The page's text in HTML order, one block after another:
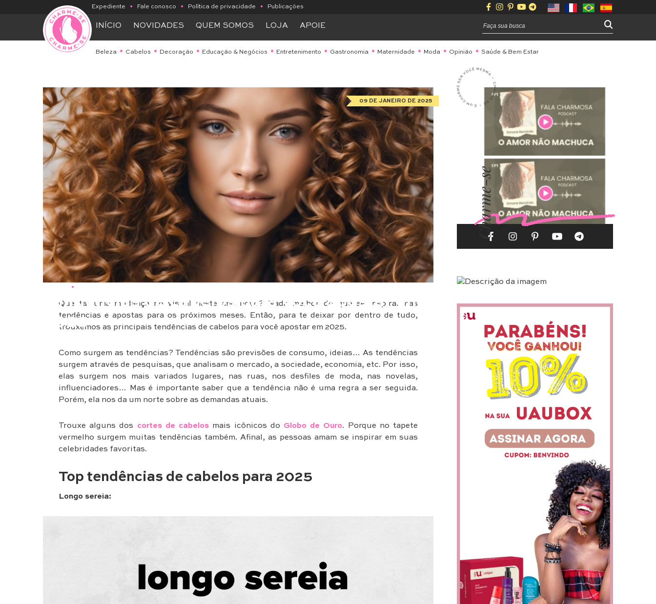
Expediente • Fale conosco • Política de privacidade • Publicações
INÍCIO NOVIDADES QUEM SOMOS LOJA APOIE
Beleza Cabelos Decoração Educação & Negócios Entretenimento Gastronomia Maternidade Moda Opinião Saúde & Bem Estar
•
Tendências de cabelos para você apostar em
2025
09 DE JANEIRO DE 2025
Que tal uma mudança no visual neste ano novo? Nada melhor do que se inspirar nas
tendências e apostas para os próximos meses. Então, para te deixar por dentro de tudo,
trouxemos as principais tendências de cabelos para você apostar em 2025.
Como surgem as tendências? Tendências são previsões de consumo, ideias… As tendências
surgem através de pesquisas, que analisam o mercado, a sociedade, economia, etc. Por isso,
elas surgem nos mais variados lugares, nas ruas, nos desfiles de moda, nas novelas,
influenciadores… Mas é importante saber que a tendência não é uma regra a ser seguida.
Porém, ela nos da um norte sobre as demandas atuais.
Trouxe alguns dos cortes de cabelos mais icônicos do Globo de Ouro. Porque no tapete
vermelho surgem muitas tendências também. Afinal, as pessoas amam se inspirar em suas
celebridades favoritas.
Top tendências de cabelos para 2025
Longo sereia:
Charme-se